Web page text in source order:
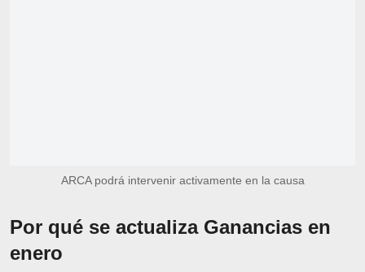
ARCA podrá intervenir activamente en la causa
Por qué se actualiza Ganancias en
enero